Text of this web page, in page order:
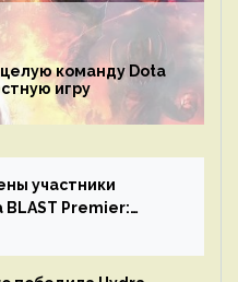
команду Dota
игру
участники
BLAST Premier: